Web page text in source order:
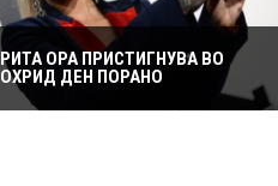
РИТА ОРА ПРИСТИГНУВА ВО
ОХРИД ДЕН ПОРАНО